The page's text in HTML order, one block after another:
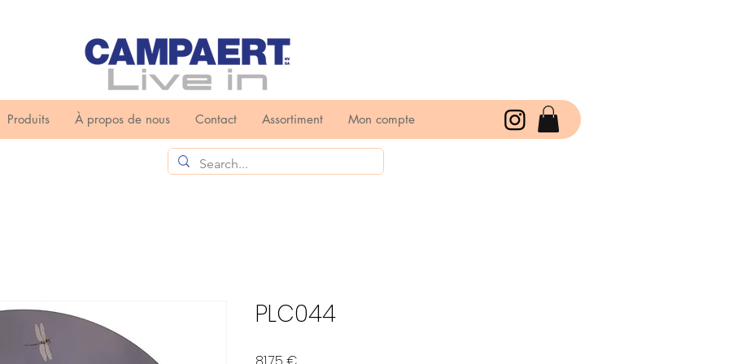
Produits À propos de nous Contact Assortiment Mon compte
PLC044